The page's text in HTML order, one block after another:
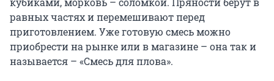
равных частях и перемешивают перед
приготовлением. Уже готовую смесь можно
приобрести на рынке или в магазине – она так и
называется – «Смесь для плова».